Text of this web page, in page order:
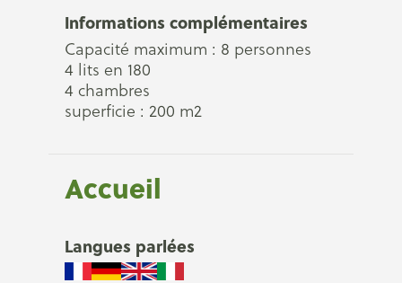
Informations complémentaires
Capacité maximum : 8 personnes
4 lits en 180
4 chambres
superficie : 200 m2
Accueil
Langues parlées